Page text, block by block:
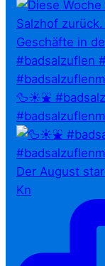
🦆☀️⛲
Der August
Kn